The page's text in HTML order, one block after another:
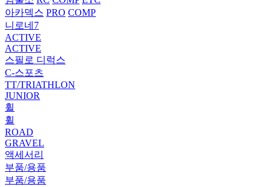
아카덱스 PRO COMP
니로네7
ACTIVE
ACTIVE
스필로 디럭스
C-스포츠
TT/TRIATHLON
JUNIOR
휠
휠
ROAD
GRAVEL
액세서리
부품/용품
부품/용품